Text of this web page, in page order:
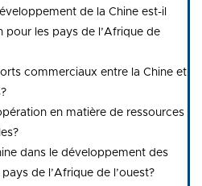
de la Chine est-il
pour les pays de l’Afrique de
commerciaux entre la Chine et
en matière de ressources
dans le développement des
de l’Afrique de l’ouest?